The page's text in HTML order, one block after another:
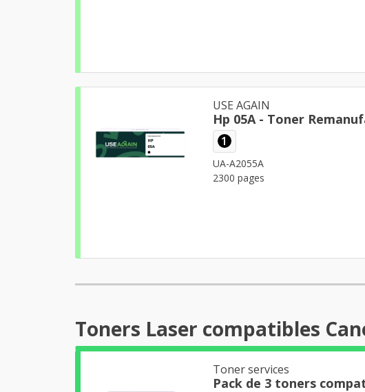
USE AGAIN
1
UA-A2055A
2300 pages
Toners Laser compatibles
Toner services
Pack de 3 toners